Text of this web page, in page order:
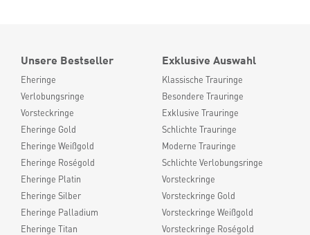
Unsere Bestseller
Eheringe
Verlobungsringe
Vorsteckringe
Eheringe Gold
Eheringe Weißgold
Eheringe Roségold
Eheringe Platin
Eheringe Silber
Eheringe Palladium
Eheringe Titan
Exklusive Auswahl
Klassische Trauringe
Besondere Trauringe
Exklusive Trauringe
Schlichte Trauringe
Moderne Trauringe
Schlichte Verlobungsringe
Vorsteckringe
Vorsteckringe Gold
Vorsteckringe Weißgold
Vorsteckringe Roségold